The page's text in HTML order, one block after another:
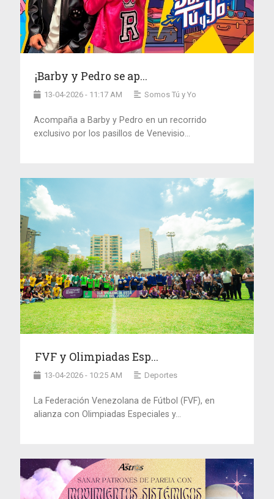
¡Barby y Pedro se ap...
13-04-2026 - 11:17 AM Somos Tú y Yo
Acompaña a Barby y Pedro en un recorrido
exclusivo por los pasillos de Venevisio...
FVF y Olimpiadas Esp...
13-04-2026 - 10:25 AM Deportes
La Federación Venezolana de Fútbol (FVF), en
alianza con Olimpiadas Especiales y...